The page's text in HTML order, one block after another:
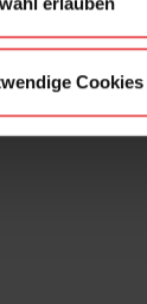
Cookies